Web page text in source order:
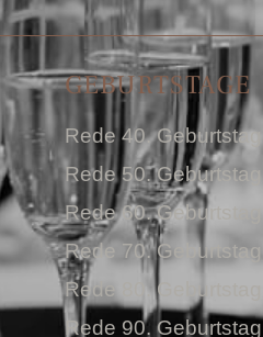
GEBURTSTAGE
Rede 40. Geburtstag
Rede 50. Geburtstag
Rede 60. Geburtstag
Rede 70. Geburtstag
Rede 80. Geburtstag
Rede 90. Geburtstag